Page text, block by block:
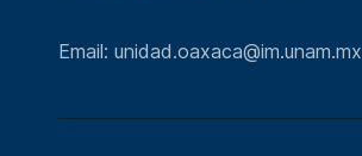
Email: unidad.oaxaca@im.unam.mx